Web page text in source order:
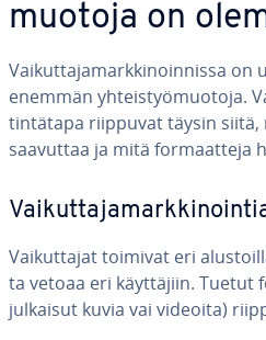
muo­to­ja on
Vai­kut­ta­ja­mark­ki­noin­nis­sa on
enemmän yh­teis­työ­muo­to­ja.
tin­tä­ta­pa riippuvat täysin siitä,
saavuttaa ja mitä for­maat­te­ja
Vai­kut­ta­jat toimivat eri
ta vetoaa eri käyt­tä­jiin. Tuetut
julkaisut kuvia vai videoita)